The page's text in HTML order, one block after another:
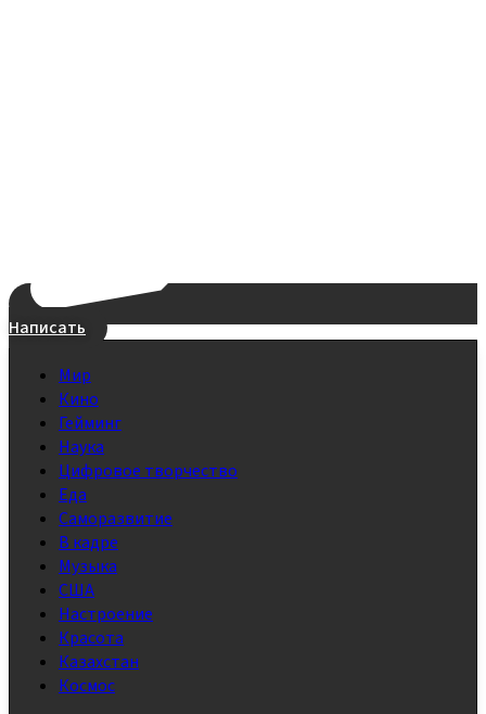
Написать
Мир
Кино
Гейминг
Наука
Цифровое творчество
Еда
Саморазвитие
В кадре
Музыка
США
Настроение
Красота
Казахстан
Космос